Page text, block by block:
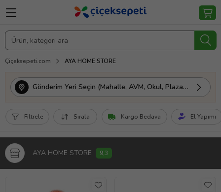
Çiçeksepeti.com AYA HOME STORE
Gönderim Yeri Seçin (Mahalle, AVM, Okul, Plaza vs.)
Filtrele Sırala Kargo Bedava El Yapımı
AYA HOME STORE 9,3